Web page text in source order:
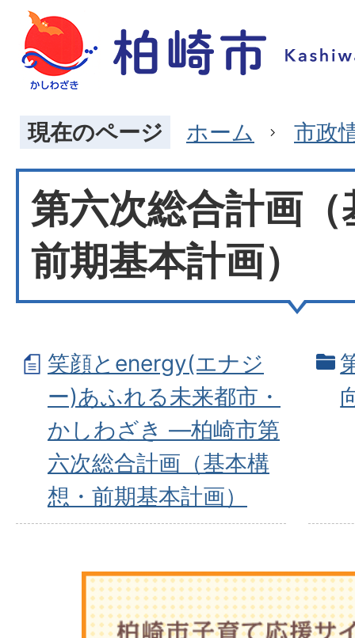
現在のページ ホーム 市政
第六次総合計画（
前期基本計画）
笑顔とenergy(エナジ
ー)あふれる未来都市・
かしわざき ―柏崎市第
六次総合計画（基本構
想・前期基本計画）